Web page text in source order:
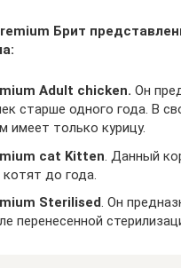
Брит
Adult chicken. Он
старше одного года. В
имеет только курицу.
cat Kitten . Данный
котят до года.
Sterilised. Он
перенесенной